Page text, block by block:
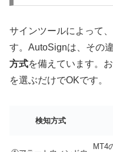
サインツールによって
す。AutoSignは、その
方式を備えています。
を選ぶだけでOKです。
検知方式
MT4